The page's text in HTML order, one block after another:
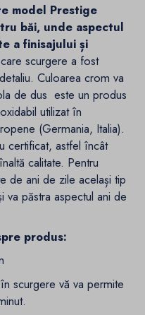
model Prestige
băi, unde aspectul
a finisajului și
scurgere a fost
Culoarea crom va
de dus este un produs
utilizat în
(Germania, Italia).
certificat, astfel încât
calitate. Pentru
de ani de zile același tip
păstra aspectul ani de
produs:
scurgere vă va permite